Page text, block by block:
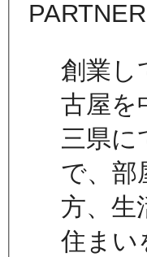
創業し
古屋を
三県に
で、部
方、生
住まい